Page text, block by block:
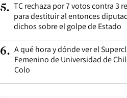
5. TC rechaza por 7 votos contra 3
para destituir al entonces
dichos sobre el golpe de Estado
6. A qué hora y dónde ver el
Femenino de Universidad de
Colo